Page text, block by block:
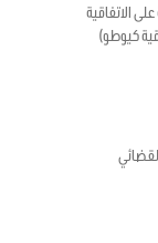
الاتفاقية
كيوطو)